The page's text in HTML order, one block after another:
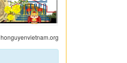
honguyenvietnam.org